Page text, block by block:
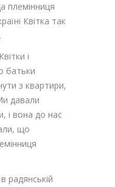
племінниця
Квітка так
і
батьки
з квартири,
давали
і вона до нас
що
радянській